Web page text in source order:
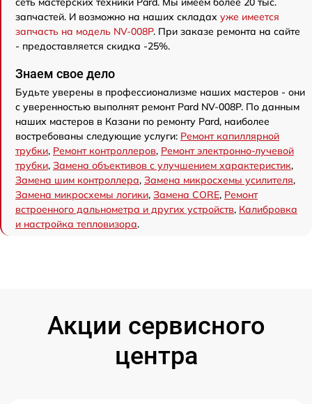
запчастей. И возможно на наших складах уже имеется
запчасть на модель NV-008P. При заказе ремонта на сайте
- предоставляется скидка -25%.
Знаем свое дело
Будьте уверены в профессионализме наших мастеров - они
с уверенностью выполнят ремонт Pard NV-008P. По данным
наших мастеров в Казани по ремонту Pard, наиболее
востребованы следующие услуги: Ремонт капиллярной
трубки, Ремонт контроллеров, Ремонт электронно-лучевой
трубки, Замена объективов с улучшением характеристик,
Замена шим контроллера, Замена микросхемы усилителя,
Замена микросхемы логики, Замена CORE, Ремонт
встроенного дальнометра и других устройств, Калибровка
и настройка тепловизора.
Акции сервисного
центра